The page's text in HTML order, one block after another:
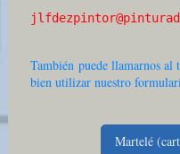
También puede llamarnos al
bien utilizar nuestro
Martelé